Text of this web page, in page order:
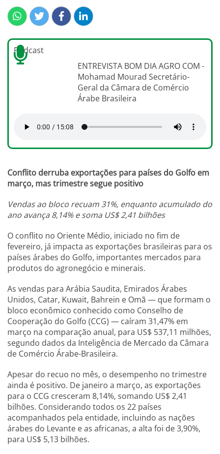
Podcast
ENTREVISTA BOM DIA AGRO COM -
Mohamad Mourad Secretário-
Geral da Câmara de Comércio
Árabe Brasileira
Conflito derruba exportações para países do Golfo em
março, mas trimestre segue positivo
Vendas ao bloco recuam 31%, enquanto acumulado do
ano avança 8,14% e soma US$ 2,41 bilhões
O conflito no Oriente Médio, iniciado no fim de
fevereiro, já impacta as exportações brasileiras para os
países árabes do Golfo, importantes mercados para
produtos do agronegócio e minerais.
As vendas para Arábia Saudita, Emirados Árabes
Unidos, Catar, Kuwait, Bahrein e Omã — que formam o
bloco econômico conhecido como Conselho de
Cooperação do Golfo (CCG) — caíram 31,47% em
março na comparação anual, para US$ 537,11 milhões,
segundo dados da Inteligência de Mercado da Câmara
de Comércio Árabe-Brasileira.
Apesar do recuo no mês, o desempenho no trimestre
ainda é positivo. De janeiro a março, as exportações
para o CCG cresceram 8,14%, somando US$ 2,41
bilhões. Considerando todos os 22 países
acompanhados pela entidade, incluindo as nações
árabes do Levante e as africanas, a alta foi de 3,90%,
para US$ 5,13 bilhões.